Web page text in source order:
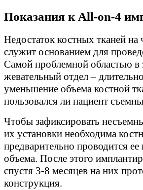
Показания к All-on-4
Недостаток костных тканей
служит основанием для
Самой проблемной областью в
жевательный отдел –
уменьшение объема костной
пользовался ли пациент
Чтобы зафиксировать
их установки необходима
предварительно проводится
объема. После этого
спустя 3-8 месяцев на них
конструкция.